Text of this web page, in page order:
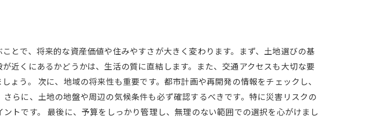
とで、将来的な資産価値や住みやすさが大きく変わります。まず、土地選びの基
近くにあるかどうかは、生活の質に直結します。また、交通アクセスも大切な要
ょう。 次に、地域の将来性も重要です。都市計画や再開発の情報をチェックし、
らに、土地の地盤や周辺の気候条件も必ず確認するべきです。特に災害リスクの
トです。 最後に、予算をしっかり管理し、無理のない範囲での選択を心がけまし